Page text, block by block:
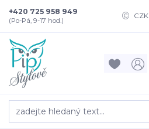
CZK
+420 725 958 949
(Po-Pá, 9-17 hod.)